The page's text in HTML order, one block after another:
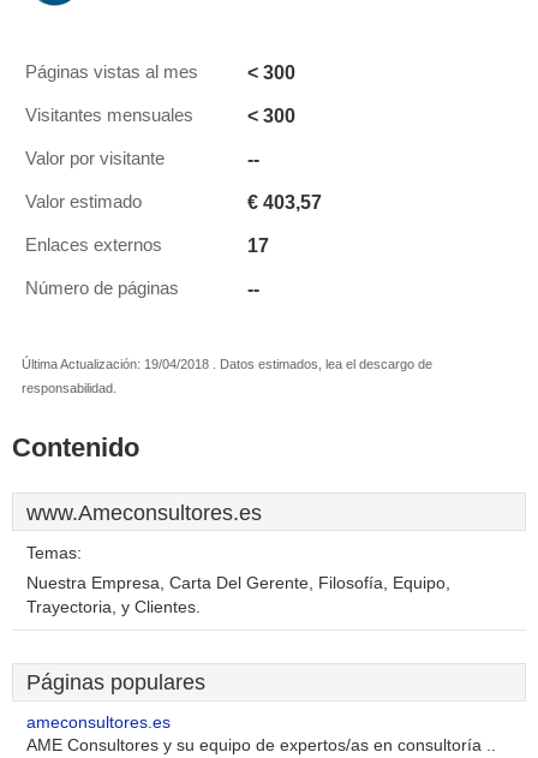
Páginas vistas al mes < 300
Visitantes mensuales < 300
Valor por visitante --
Valor estimado € 403,57
Enlaces externos 17
Número de páginas --
Última Actualización: 19/04/2018 . Datos estimados, lea el descargo de
responsabilidad.
Contenido
www.Ameconsultores.es
Temas:
Nuestra Empresa, Carta Del Gerente, Filosofía, Equipo,
Trayectoria, y Clientes.
Páginas populares
ameconsultores.es
AME Consultores y su equipo de expertos/as en consultoría ..